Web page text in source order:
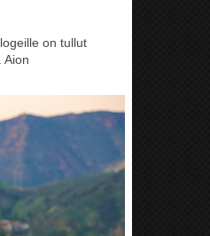
on tullut
. Aion